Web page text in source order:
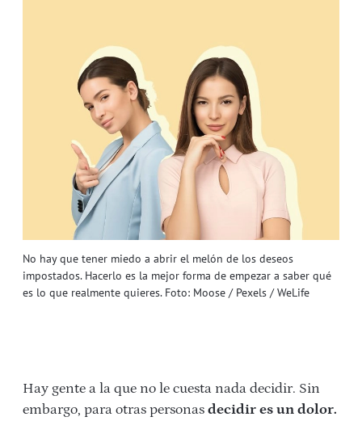
No hay que tener miedo a abrir el melón de los deseos
impostados. Hacerlo es la mejor forma de empezar a saber qué
es lo que realmente quieres. Foto: Moose / Pexels / WeLife
Hay gente a la que no le cuesta nada decidir. Sin
embargo, para otras personas decidir es un dolor.